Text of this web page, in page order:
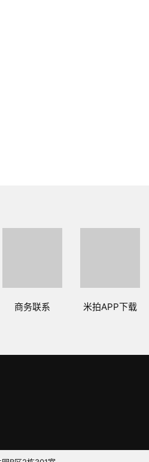
商务联系 米拍APP下载